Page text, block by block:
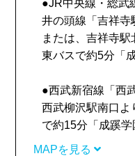
●JR中央線・総武
井の頭線「吉祥寺
または、吉祥寺
東バスで約5分「
●西武新宿線「西
西武柳沢駅南口よ
で約15分「成蹊
MAPを見る